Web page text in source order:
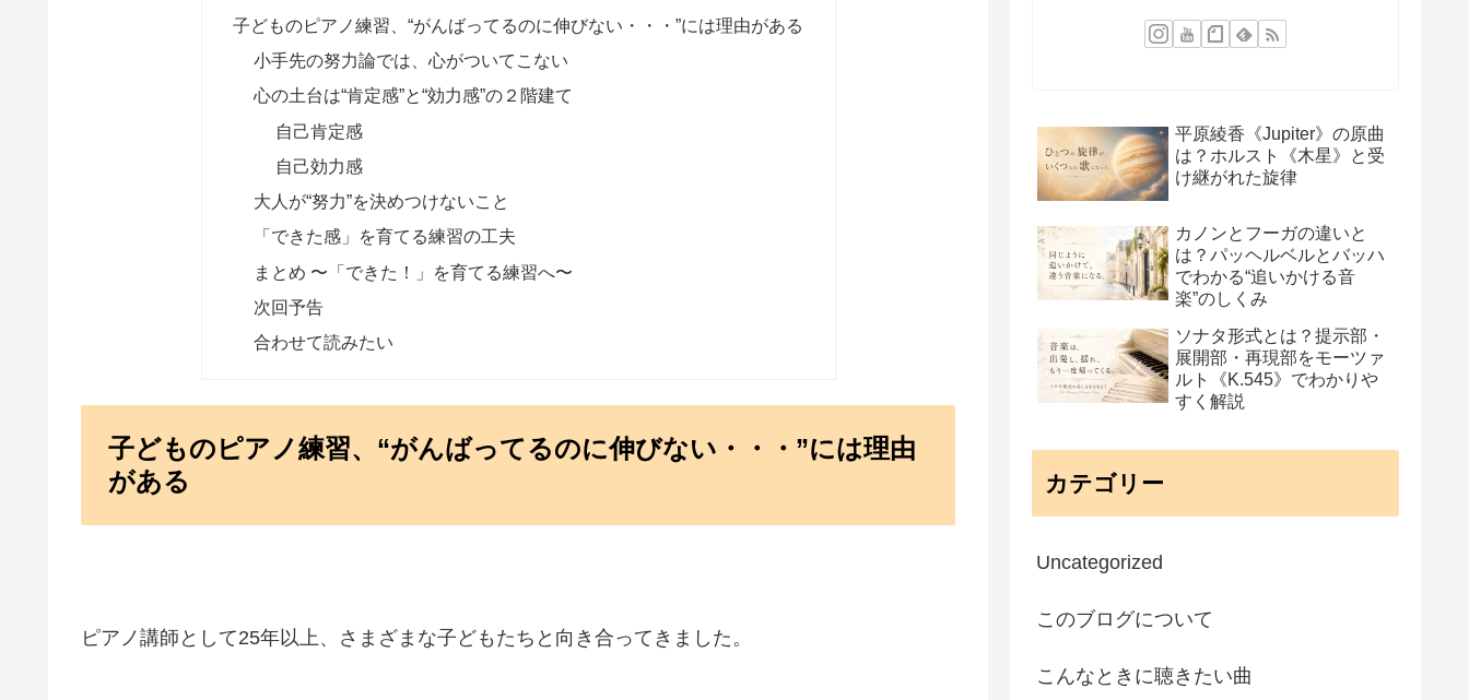
子どものピアノ練習、“がんばってるのに伸びない・・・”には理由がある
小手先の努力論では、心がついてこない
心の土台は“肯定感”と“効力感”の２階建て
自己肯定感
自己効力感
大人が“努力”を決めつけないこと
「できた感」を育てる練習の工夫
まとめ 〜「できた！」を育てる練習へ〜
次回予告
合わせて読みたい
子どものピアノ練習、“がんばってるのに伸びない・・・”には理由
がある
ピアノ講師として25年以上、さまざまな子どもたちと向き合ってきました。
平原綾香《Jupiter》の原曲
は？ホルスト《木星》と受
け継がれた旋律
カノンとフーガの違いと
は？パッヘルベルとバッハ
でわかる“追いかける音
楽”のしくみ
ソナタ形式とは？提示部・
展開部・再現部をモーツァ
ルト《K.545》でわかりや
すく解説
カテゴリー
Uncategorized
このブログについて
こんなときに聴きたい曲